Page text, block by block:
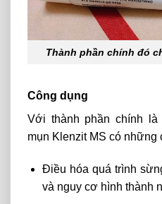
Thành phần chính đó
Công dụng
Với thành phần chính là
mụn Klenzit MS có những
Điều hóa quá trình
và nguy cơ hình thành